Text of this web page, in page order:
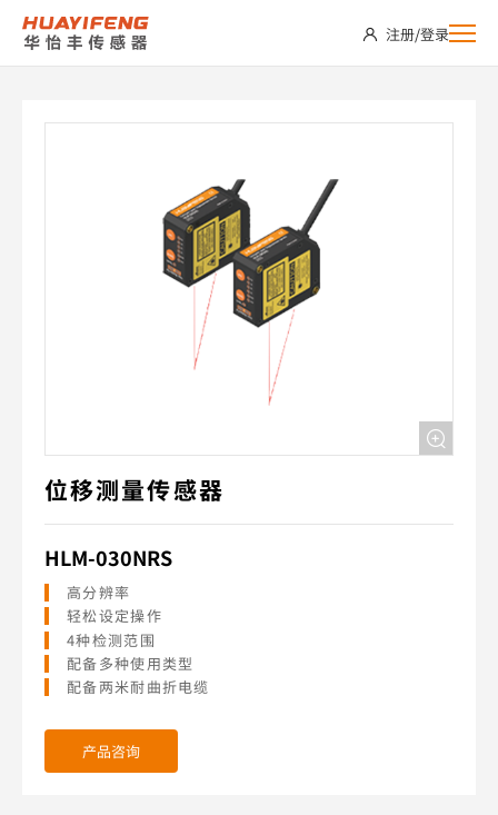
HLM-
030NRS
注册/登录
位移测量传感器
HLM-030NRS
高分辨率
轻松设定操作
4种检测范围
配备多种使用类型
配备两米耐曲折电缆
产品咨询